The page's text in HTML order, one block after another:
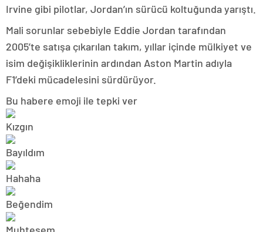
Irvine gibi pilotlar, Jordan’ın sürücü koltuğunda yarıştı.
Mali sorunlar sebebiyle Eddie Jordan tarafından
2005’te satışa çıkarılan takım, yıllar içinde mülkiyet ve
isim değişikliklerinin ardından Aston Martin adıyla
F1’deki mücadelesini sürdürüyor.
Bu habere emoji ile tepki ver